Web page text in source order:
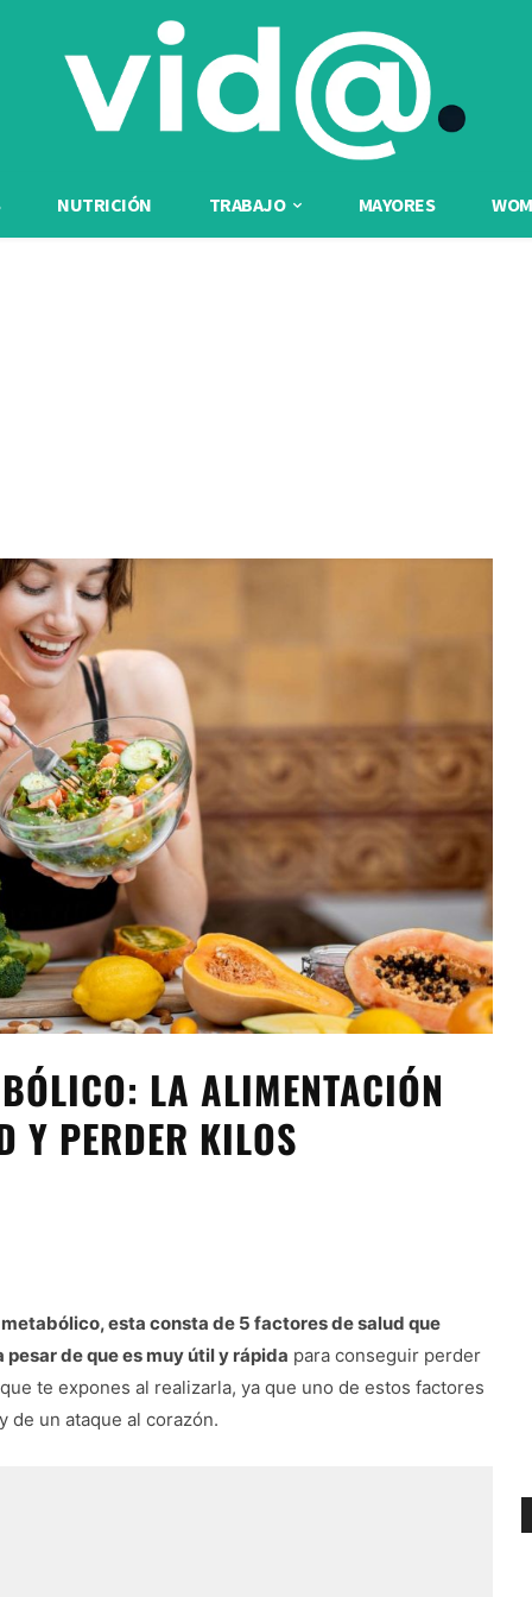
NUTRICIÓN TRABAJO MAYORES
LA ALIMENTACIÓN
Y PERDER KILOS
esta consta de 5 factores de salud que
de que es muy útil y rápida para conseguir perder
te expones al realizarla, ya que uno de estos factores
de un ataque al corazón.